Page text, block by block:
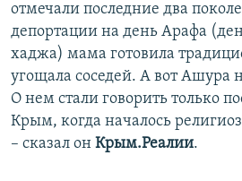
отмечали последние два
депортации на день Арафа
хаджа) мама готовила
угощала соседей. А вот Ашура
О нем стали говорить только
Крым, когда началось
– сказал он Крым.Реалии.